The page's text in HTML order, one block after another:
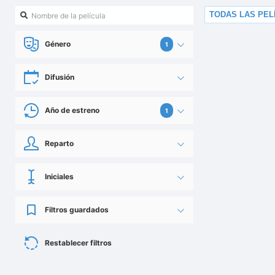
Género 1
Difusión
Año de estreno 1
Reparto
Iniciales
Filtros guardados
Restablecer filtros
TODAS LAS